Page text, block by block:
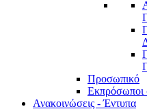
Προσωπικό
Εκπρόσωποι
Ανακοινώσεις - Έντυπα